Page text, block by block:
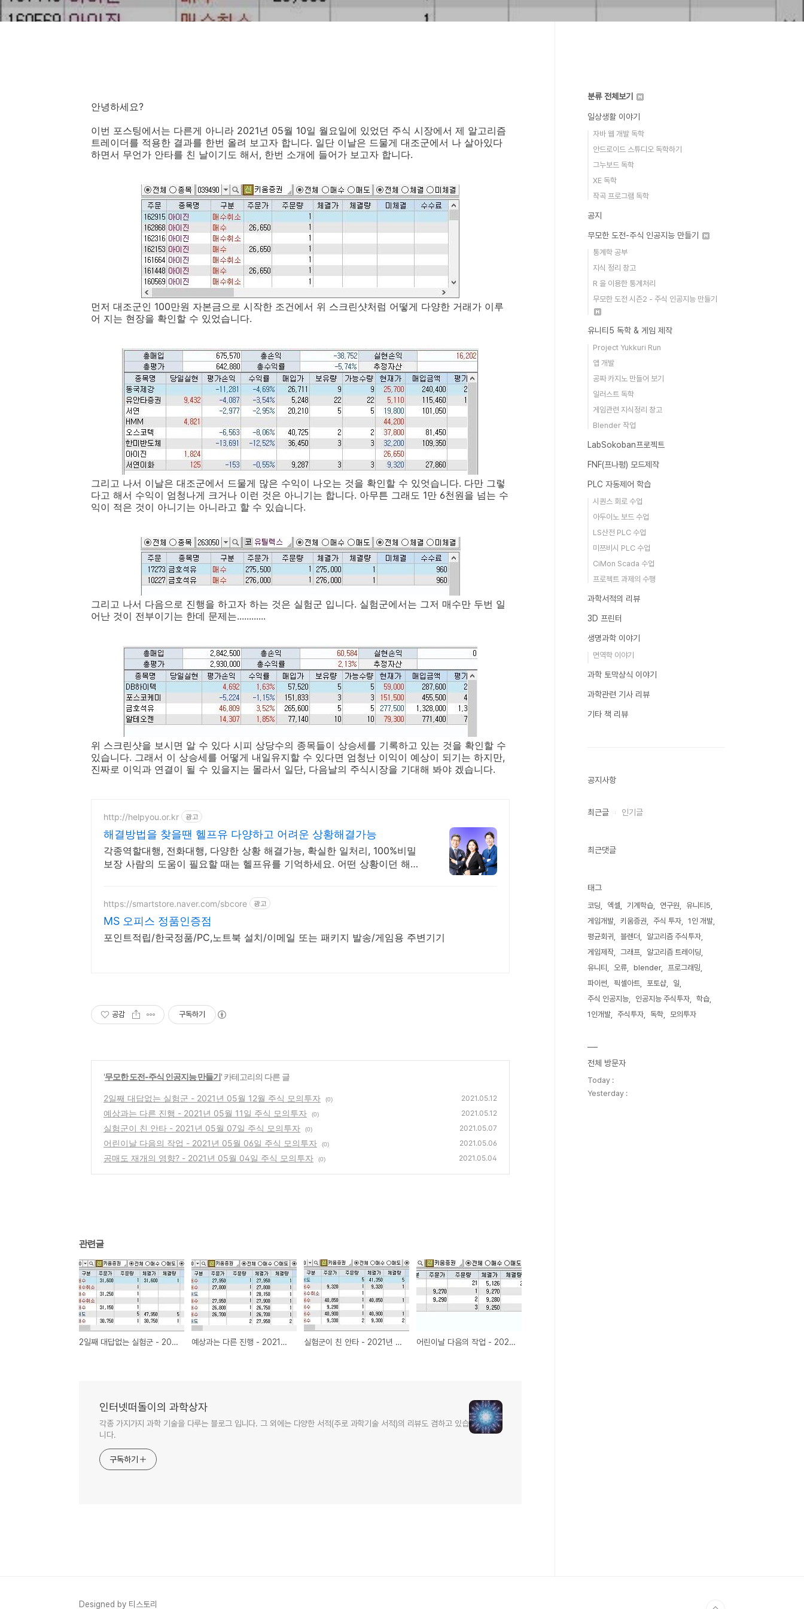
안녕하세요?
이번 포스팅에서는 다른게 아니라 2021년 05월 10일 월요일에 있었던 주식 시장에서 제 알고리즘
트레이더를 적용한 결과를 한번 올려 보고자 합니다. 일단 이날은 드물게 대조군에서 나 살아있다
하면서 무언가 안타를 친 날이기도 해서, 한번 소개에 들어가 보고자 합니다.
먼저 대조군인 100만원 자본금으로 시작한 조건에서 위 스크린샷처럼 어떻게 다양한 거래가 이루
어 지는 현장을 확인할 수 있었습니다.
그리고 나서 이날은 대조군에서 드물게 많은 수익이 나오는 것을 확인할 수 있엇습니다. 다만 그렇
다고 해서 수익이 엄청나게 크거나 이런 것은 아니기는 합니다. 아무튼 그래도 1만 6천원을 넘는 수
익이 적은 것이 아니기는 아니라고 할 수 있습니다.
그리고 나서 다음으로 진행을 하고자 하는 것은 실험군 입니다. 실험군에서는 그저 매수만 두번 일
어난 것이 전부이기는 한데 문제는............
위 스크린샷을 보시면 알 수 있다 시피 상당수의 종목들이 상승세를 기록하고 있는 것을 확인할 수
있습니다. 그래서 이 상승세를 어떻게 내일유지할 수 있다면 엄청난 이익이 예상이 되기는 하지만,
진짜로 이익과 연결이 될 수 있을지는 몰라서 일단, 다음날의 주식시장을 기대해 봐야 겠습니다.
http://helpyou.or.kr 광고
해결방법을 찾을땐 헬프유 다양하고 어려운 상황해결가능
각종역할대행, 전화대행, 다양한 상황 해결가능, 확실한 일처리, 100%비밀
보장 사람의 도움이 필요할 때는 헬프유를 기억하세요. 어떤 상황이던 해결
https://smartstore.naver.com/sbcore 광고
MS 오피스 정품인증점
포인트적립/한국정품/PC,노트북 설치/이메일 또는 패키지 발송/게임용 주변기기
공감 구독하기
'무모한 도전-주식 인공지능 만들기' 카테고리의 다른 글
2일째 대답없는 실험군 - 2021년 05월 12월 주식 모의투자 (0) 2021.05.12
예상과는 다른 진행 - 2021년 05월 11일 주식 모의투자 (0) 2021.05.12
실험군이 친 안타 - 2021년 05월 07일 주식 모의투자 (0) 2021.05.07
어린이날 다음의 작업 - 2021년 05월 06일 주식 모의투자 (0) 2021.05.06
공매도 재개의 영향? - 2021년 05월 04일 주식 모의투자 (0) 2021.05.04
관련글
2일째 대답없는 실험군 - 2021년 05월 12월 주식 모의투자 예상과는 다른 진행 - 2021년 05월 11일 주식 모의투자 실험군이 친 안타 - 2021년 05월 07일 주식 모의투자 어린이날 다음의 작업 - 2021년 05월 06일 주식 모의투자
인터넷떠돌이의 과학상자
각종 가지가지 과학 기술을 다루는 블로그 입니다. 그 외에는 다양한 서적(주로 과학기술 서적)의 리뷰도 겸하고 있습
니다.
구독하기
분류 전체보기
일상생활 이야기
자바 웹 개발 독학
안드로이드 스튜디오 독학하기
그누보드 독학
XE 독학
작곡 프로그램 독학
공지
무모한 도전-주식 인공지능 만들기
통계학 공부
지식 정리 창고
R 을 이용한 통계처리
무모한 도전 시즌2 - 주식 인공지능 만들기
유니티5 독학 & 게임 제작
Project Yukkuri Run
앱 개발
공짜 카지노 만들어 보기
일러스트 독학
게임관련 지식정리 창고
Blender 작업
LabSokoban프로젝트
FNF(프나펑) 모드제작
PLC 자동제어 학습
시퀀스 회로 수업
아두이노 보드 수업
LS산전 PLC 수업
미쯔비시 PLC 수업
CiMon Scada 수업
프로젝트 과제의 수행
과학서적의 리뷰
3D 프린터
생명과학 이야기
면역학 이야기
과학 토막상식 이야기
과학관련 기사 리뷰
기타 책 리뷰
공지사항
최근글 인기글
최근댓글
태그
코딩 엑셀 기계학습 연구원
유니티5
게임개발
키움증권 주식 투자
1인 개발
평균회귀
블렌더
알고리즘 주식투자
게임제작
그래프
알고리즘 트레이딩
유니티
오류 blender
프로그래밍
파이썬
픽셀아트 포토샵
일
주식 인공지능
인공지능 주식투자
학습
1인개발
주식투자 독학 모의투자
전체 방문자
Today :
Yesterday :
Designed by 티스토리